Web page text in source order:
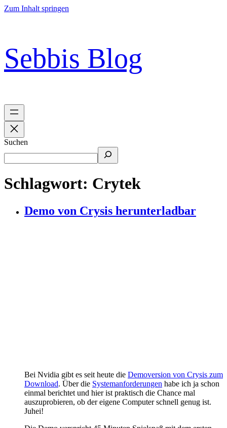
Zum Inhalt springen
Sebbis Blog
Suchen
Schlagwort: Crytek
Demo von Crysis herunterladbar
Bei Nvidia gibt es seit heute die Demoversion von Crysis zum
Download. Über die Systemanforderungen habe ich ja schon
einmal berichtet und hier ist praktisch die Chance mal
auszuprobieren, ob der eigene Computer schnell genug ist.
Juhei!